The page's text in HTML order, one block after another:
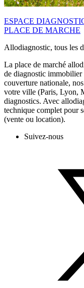
ESPACE
PLACE DE MARCHE
Allodiagnostic, tous les
La place de marché
de diagnostic immobilier
couverture nationale,
votre ville (Paris, Lyon,
diagnostics. Avec
technique complet pour
(vente ou location).
Suivez-nous